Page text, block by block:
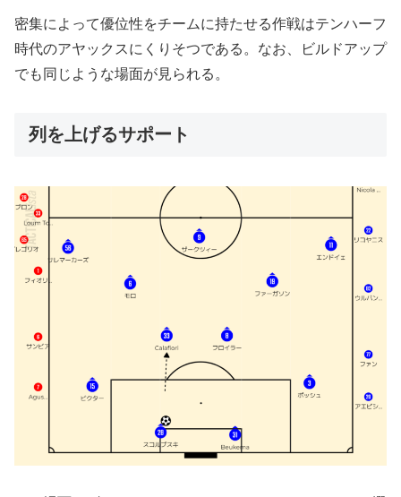
密集によって優位性をチームに持たせる作戦はテンハーフ
時代のアヤックスにくりそつである。なお、ビルドアップ
でも同じような場面が見られる。
列を上げるサポート